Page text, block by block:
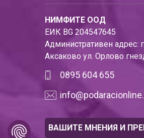
НИМФИТЕ ООД
ЕИК BG 204547645
Административен адрес:
Аксаково ул. Орлово
0895 604 655
ВАШИТЕ МНЕНИЯ И